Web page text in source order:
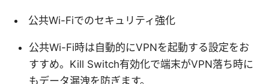
公共Wi-Fiでのセキュリティ強化
公共Wi-Fi時は自動的にVPNを起動する設定をお
すすめ。Kill Switch有効化で端末がVPN落ち時に
もデータ漏洩を防ぎます。